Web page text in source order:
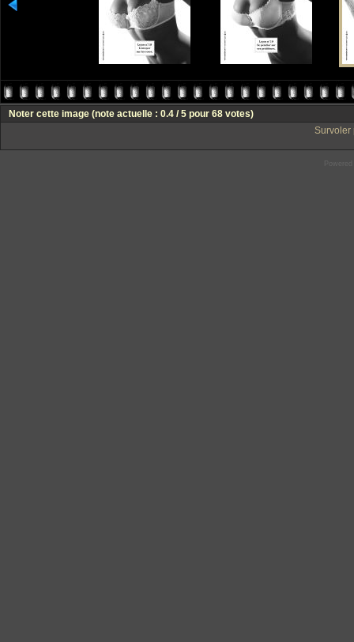
Noter cette image (note actuelle : 0.4 / 5 pour 68 votes)
Survoler